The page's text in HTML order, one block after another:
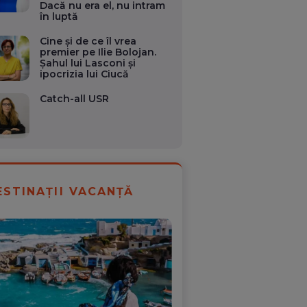
Dacă nu era el, nu intram
în luptă
Cine și de ce îl vrea
premier pe Ilie Bolojan.
Șahul lui Lasconi și
ipocrizia lui Ciucă
Catch-all USR
VACANȚĂ